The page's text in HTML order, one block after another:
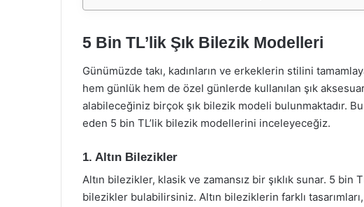
5 Bin TL’lik Şık Bilezik Modelleri
Günümüzde takı, kadınların ve erkeklerin stilini
hem günlük hem de özel günlerde kullanılan şık
alabileceğiniz birçok şık bilezik modeli bulunmaktadır.
eden 5 bin TL’lik bilezik modellerini inceleyeceğiz.
1. Altın Bilezikler
Altın bilezikler, klasik ve zamansız bir şıklık sunar. 5 bin
bilezikler bulabilirsiniz. Altın bileziklerin farklı